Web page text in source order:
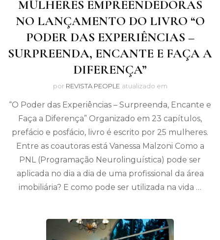
MULHERES EMPREENDEDORAS
NO LANÇAMENTO DO LIVRO “O
PODER DAS EXPERIÊNCIAS –
SURPREENDA, ENCANTE E FAÇA A
DIFERENÇA”
por REVISTA PEOPLE atualizado em
“O Poder das Experiências – Surpreenda, Encante e
Faça a Diferença” Organizado em 23 capítulos,
prefácio e posfácio, livro é escrito por 25 mulheres.
Entre as coautoras está Vanessa Malzoni Como a
PNL (Programação Neurolinguística) pode ser
aplicada no dia a dia de uma profissional da área
imobiliária? E como pode ser utilizada na vida …